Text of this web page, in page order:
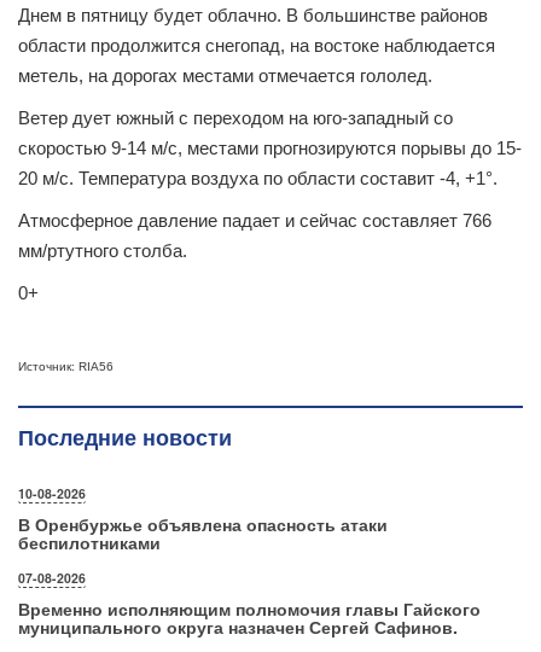
Днем в пятницу будет облачно. В большинстве районов
области продолжится снегопад, на востоке наблюдается
метель, на дорогах местами отмечается гололед.
Ветер дует южный с переходом на юго-западный со
скоростью 9-14 м/с, местами прогнозируются порывы до 15-
20 м/с. Температура воздуха по области составит -4, +1°.
Атмосферное давление падает и сейчас составляет 766
мм/ртутного столба.
0+
Источник: RIA56
Последние новости
10-08-2026
В Оренбуржье объявлена опасность атаки
беспилотниками
07-08-2026
Временно исполняющим полномочия главы Гайского
муниципального округа назначен Сергей Сафинов.